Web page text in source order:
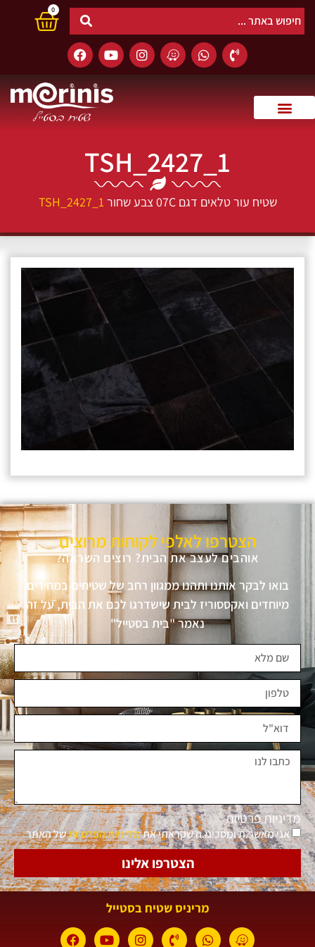
0
TSH_2427_1
שטיח עור טלאים דגם 07C צבע שחור TSH_2427_1
הצטרפו לאלפי לקוחות מרוצים
אוהבים לעצב את הבית? רוצים השראה?
בואו לבקר אותנו ותהנו ממגוון רחב של שטיחים במחירים
מיוחדים ואקססוריז לבית שישדרגו לכם את הבית, על זה
נאמר "בית בסטייל"
מדיניות פרטיות
אני מאשר.ת ומסכימ.ה שקראתי אתמדיניות הפרטיותשל האתר
הצטרפו אלינו
מריניס שטיח בסטייל